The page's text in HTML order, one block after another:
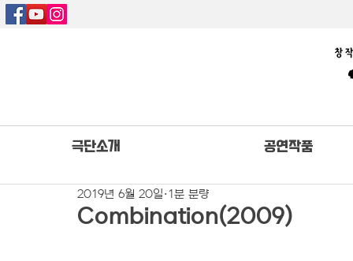
극단소개 공연작품
Combination(2009)
2019년 6월 20일 1분 분량